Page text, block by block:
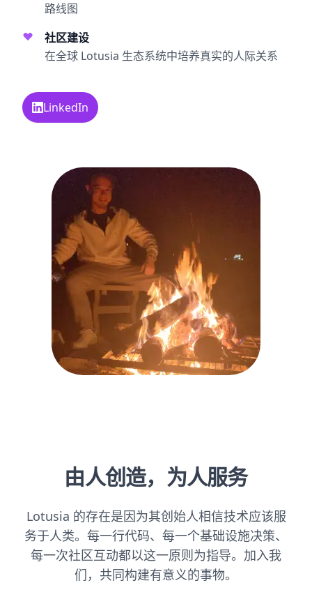
路线图
社区建设
在全球 Lotusia 生态系统中培养真实的人际关系
LinkedIn
由人创造，为人服务
Lotusia 的存在是因为其创始人相信技术应该服
务于人类。每一行代码、每一个基础设施决策、
每一次社区互动都以这一原则为指导。加入我
们，共同构建有意义的事物。